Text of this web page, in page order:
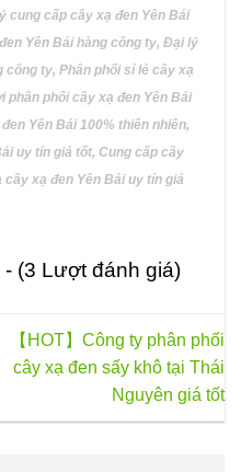
cung cấp cây xạ đen Yên Bái
Yên Bái hàng công ty, Đại lý
công ty, Phân phối sỉ lẻ cây xạ
phân phối cây xạ đen Yên Bái
Yên Bái 100% thiên nhiên,
uy tín giá tốt, Cung cấp cây
xạ đen Yên Bái uy tín giá
- (3 Lượt đánh giá)
【HOT】Công ty phân phối
cây xạ đen sấy khô tại Thái
Nguyên giá tốt